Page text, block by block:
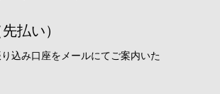
払い）
込み口座をメールにてご案内いた